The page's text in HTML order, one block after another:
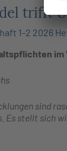
trifft
1-2 2026
im
sind
Es stellt sich